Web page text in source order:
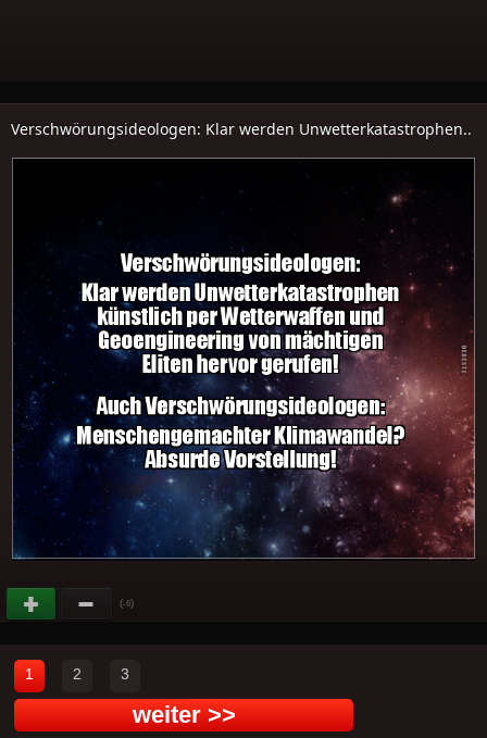
Verschwörungsideologen: Klar werden Unwetterkatastrophen..
(-6)
1 2 3
weiter >>